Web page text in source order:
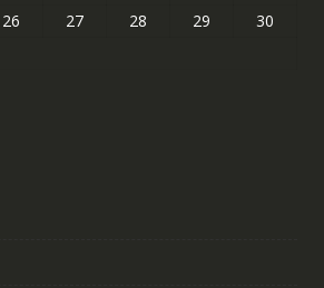
26 27 28 29
30